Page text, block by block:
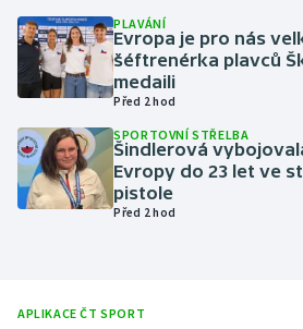
Lyže a snowboard
Moderní pětiboj
Olympijské hry
Parasport
PLAVÁNÍ
Evropa je pro nás
šéftrenérka plavců
medaili
Před 2 hod
SPORTOVNÍ STŘELBA
Šindlerová
Evropy do 23 let ve
pistole
Před 2 hod
APLIKACE ČT SPORT